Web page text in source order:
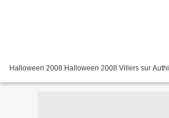
Halloween 2008 Halloween 2008 Villers sur